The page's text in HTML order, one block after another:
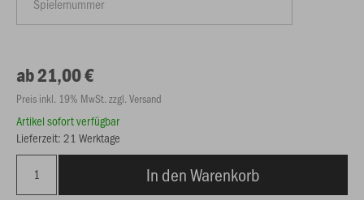
ab 21,00 €
Preis inkl. 19% MwSt. zzgl. Versand
Artikel sofort verfügbar
Lieferzeit: 21 Werktage
In den Warenkorb